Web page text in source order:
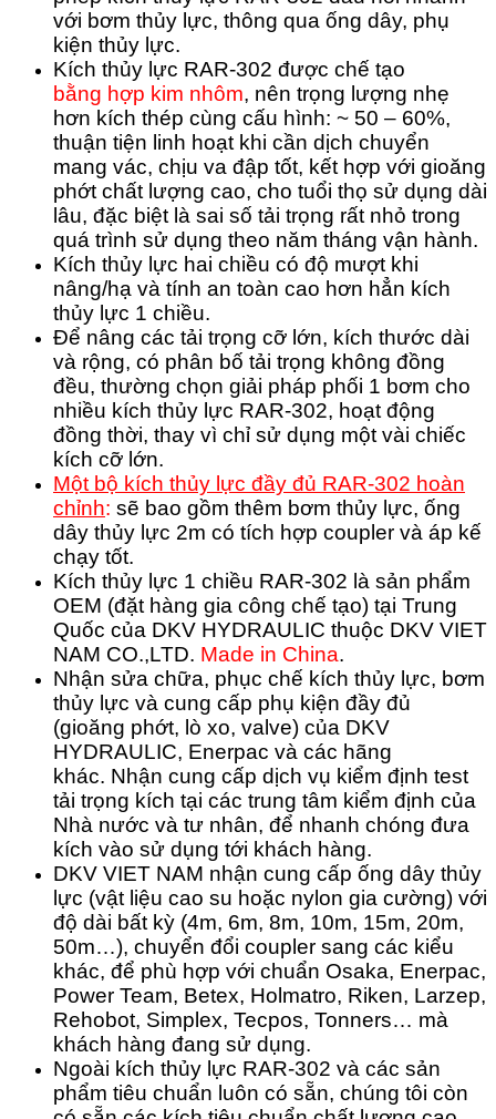
với bơm thủy lực, thông qua ống dây, phụ
kiện thủy lực.
Kích thủy lực RAR-302 được chế tạo
bằng hợp kim nhôm, nên trọng lượng nhẹ
hơn kích thép cùng cấu hình: ~ 50 – 60%,
thuận tiện linh hoạt khi cần dịch chuyển
mang vác, chịu va đập tốt, kết hợp với gioăng
phớt chất lượng cao, cho tuổi thọ sử dụng dài
lâu, đặc biệt là sai số tải trọng rất nhỏ trong
quá trình sử dụng theo năm tháng vận hành.
Kích thủy lực hai chiều có độ mượt khi
nâng/hạ và tính an toàn cao hơn hẳn kích
thủy lực 1 chiều.
Để nâng các tải trọng cỡ lớn, kích thước dài
và rộng, có phân bố tải trọng không đồng
đều, thường chọn giải pháp phối 1 bơm cho
nhiều kích thủy lực RAR-302, hoạt động
đồng thời, thay vì chỉ sử dụng một vài chiếc
kích cỡ lớn.
Một bộ kích thủy lực đầy đủ RAR-302 hoàn
chỉnh: sẽ bao gồm thêm bơm thủy lực, ống
dây thủy lực 2m có tích hợp coupler và áp kế
chạy tốt.
Kích thủy lực 1 chiều RAR-302 là sản phẩm
OEM (đặt hàng gia công chế tạo) tại Trung
Quốc của DKV HYDRAULIC thuộc DKV VIET
NAM CO.,LTD. Made in China.
Nhận sửa chữa, phục chế kích thủy lực, bơm
thủy lực và cung cấp phụ kiện đầy đủ
(gioăng phớt, lò xo, valve) của DKV
HYDRAULIC, Enerpac và các hãng
khác. Nhận cung cấp dịch vụ kiểm định test
tải trọng kích tại các trung tâm kiểm định của
Nhà nước và tư nhân, để nhanh chóng đưa
kích vào sử dụng tới khách hàng.
DKV VIET NAM nhận cung cấp ống dây thủy
lực (vật liệu cao su hoặc nylon gia cường) với
độ dài bất kỳ (4m, 6m, 8m, 10m, 15m, 20m,
50m…), chuyển đổi coupler sang các kiểu
khác, để phù hợp với chuẩn Osaka, Enerpac,
Power Team, Betex, Holmatro, Riken, Larzep,
Rehobot, Simplex, Tecpos, Tonners… mà
khách hàng đang sử dụng.
Ngoài kích thủy lực RAR-302 và các sản
phẩm tiêu chuẩn luôn có sẵn, chúng tôi còn